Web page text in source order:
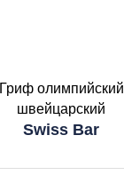
Гриф олимпийский
швейцарский
Swiss Bar